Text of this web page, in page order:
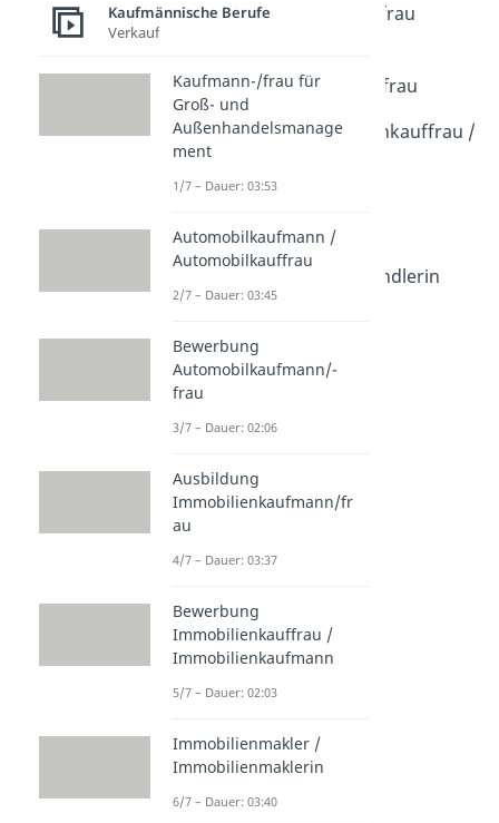
Automobilkaufmann/-frau
Immobilienkaufmann/frau
Dauer: 03:37
Bewerbung Immobilienkauffrau /
Immobilienkaufmann
Dauer: 02:03
Immobilienmaklerin
Dauer: 03:40
Buchhändler / Buchhändlerin
Dauer: 03:44
Kaufmännische Berufe
Verkauf
Kaufmann-/frau für
Groß- und
Außenhandelsmanage
ment
1/7 – Dauer: 03:53
Automobilkaufmann /
Automobilkauffrau
2/7 – Dauer: 03:45
Bewerbung
Automobilkaufmann/-
frau
3/7 – Dauer: 02:06
Ausbildung
Immobilienkaufmann/fr
au
4/7 – Dauer: 03:37
Bewerbung
Immobilienkauffrau /
Immobilienkaufmann
5/7 – Dauer: 02:03
Immobilienmakler /
Immobilienmaklerin
6/7 – Dauer: 03:40